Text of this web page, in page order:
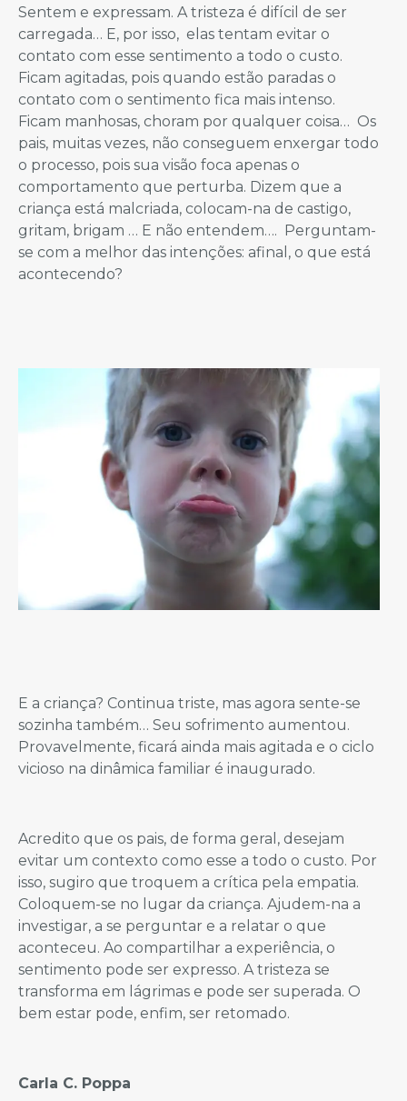
Sentem e expressam. A tristeza é difícil de ser
carregada… E, por isso, elas tentam evitar o
contato com esse sentimento a todo o custo.
Ficam agitadas, pois quando estão paradas o
contato com o sentimento fica mais intenso.
Ficam manhosas, choram por qualquer coisa… Os
pais, muitas vezes, não conseguem enxergar todo
o processo, pois sua visão foca apenas o
comportamento que perturba. Dizem que a
criança está malcriada, colocam-na de castigo,
gritam, brigam … E não entendem…. Perguntam-
se com a melhor das intenções: afinal, o que está
acontecendo?
E a criança? Continua triste, mas agora sente-se
sozinha também… Seu sofrimento aumentou.
Provavelmente, ficará ainda mais agitada e o ciclo
vicioso na dinâmica familiar é inaugurado.
Acredito que os pais, de forma geral, desejam
evitar um contexto como esse a todo o custo. Por
isso, sugiro que troquem a crítica pela empatia.
Coloquem-se no lugar da criança. Ajudem-na a
investigar, a se perguntar e a relatar o que
aconteceu. Ao compartilhar a experiência, o
sentimento pode ser expresso. A tristeza se
transforma em lágrimas e pode ser superada. O
bem estar pode, enfim, ser retomado.
Carla C. Poppa